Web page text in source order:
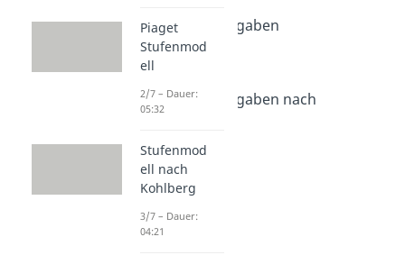
Entwicklungsaufgaben
Dauer: 05:45
Ödipuskomplex
Entwicklungsaufgaben nach
Piaget
Stufenmod
ell
2/7 – Dauer:
05:32
Stufenmod
ell nach
Kohlberg
3/7 – Dauer:
04:21